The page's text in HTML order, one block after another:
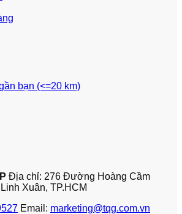
bạn (<=20 km)
Địa chỉ: 276 Đường Hoàng Cầm
Xuân, TP.HCM
Email: marketing@tqg.com.vn